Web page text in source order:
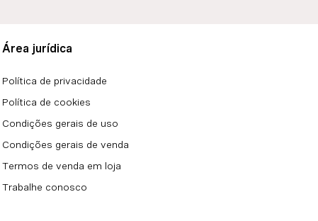
Área jurídica
Política de privacidade
Política de cookies
Condições gerais de uso
Condições gerais de venda
Termos de venda em loja
Trabalhe conosco